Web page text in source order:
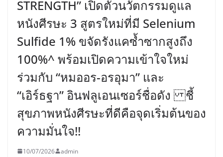
STRENGTH” เปิดตัวนวัตกรรมดูแล
หนังศีรษะ 3 สูตรใหม่ที่มี Selenium
Sulfide 1% ขจัดรังแคซ้ำซากสูงถึง
100%^ พร้อมเปิดความเข้าใจใหม่
ร่วมกับ “หมออร-อรอุมา” และ
“เอิร์ธฐา” อินฟลูเอนเซอร์ชื่อดัง ชี้
สุขภาพหนังศีรษะที่ดีคือจุดเริ่มต้นของ
ความมั่นใจ!!
10/07/2026 admin